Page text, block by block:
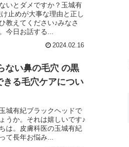
いとダメですか？玉城有
止めが大事な理由と正し
教えてください♪みなさ
今日お話する...
2024.02.16
ない鼻の毛穴 の黒
きる毛穴ケアについ
城有紀ブラックヘッドで
うか。それは嬉しいです♪
は。皮膚科医の玉城有紀
て長年お悩み...